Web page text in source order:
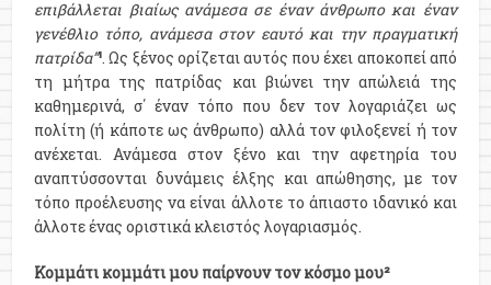
επιβάλλεται βιαίως ανάμεσα σε έναν άνθρωπο και έναν
γενέθλιο τόπο, ανάμεσα στον εαυτό και την πραγματική
πατρίδα”¹. Ως ξένος ορίζεται αυτός που έχει αποκοπεί από
τη μήτρα της πατρίδας και βιώνει την απώλειά της
καθημερινά, σ΄ έναν τόπο που δεν τον λογαριάζει ως
πολίτη (ή κάποτε ως άνθρωπο) αλλά τον φιλοξενεί ή τον
ανέχεται. Ανάμεσα στον ξένο και την αφετηρία του
αναπτύσσονται δυνάμεις έλξης και απώθησης, με τον
τόπο προέλευσης να είναι άλλοτε το άπιαστο ιδανικό και
άλλοτε ένας οριστικά κλειστός λογαριασμός.
Κομμάτι κομμάτι μου παίρνουν τον κόσμο μου²